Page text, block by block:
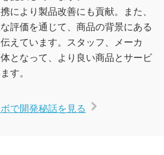
により製品改善にも貢献。また、
評価を通じて、商品の背景にある
えています。スタッフ、メーカ
となって、より良い商品とサービ
す。
で開発秘話を見る